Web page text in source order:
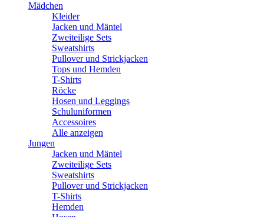
Mädchen
Kleider
Jacken und Mäntel
Zweiteilige Sets
Sweatshirts
Pullover und Strickjacken
Tops und Hemden
T-Shirts
Röcke
Hosen und Leggings
Schuluniformen
Accessoires
Alle anzeigen
Jungen
Jacken und Mäntel
Zweiteilige Sets
Sweatshirts
Pullover und Strickjacken
T-Shirts
Hemden